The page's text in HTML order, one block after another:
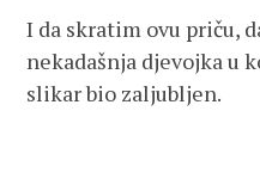
I da skratim ovu priču,
nekadašnja djevojka u
slikar bio zaljubljen.